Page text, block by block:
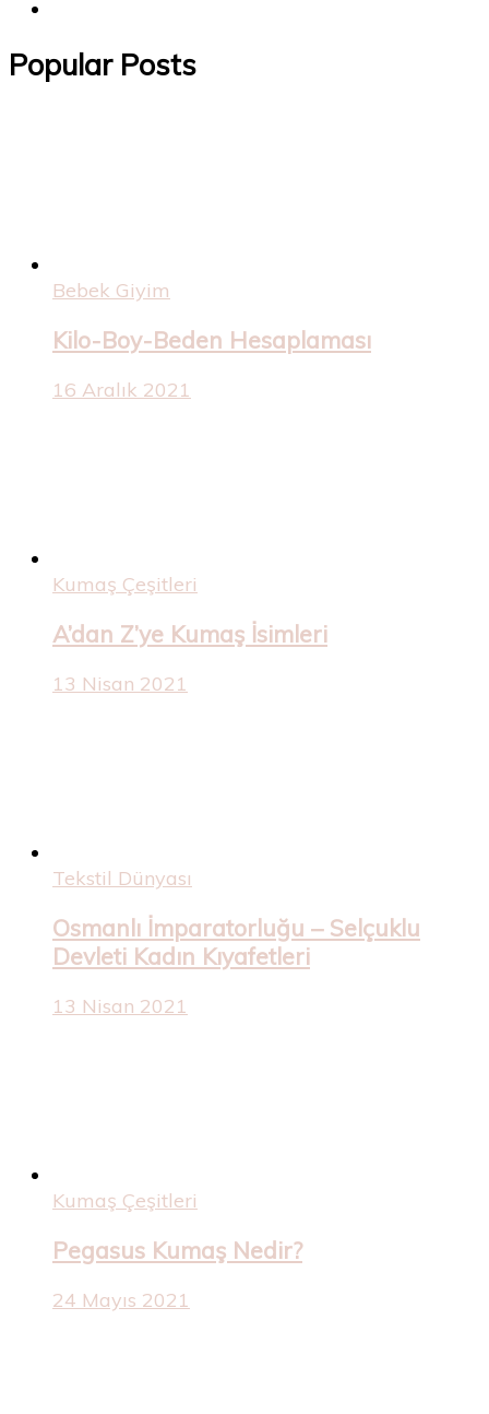
Popular Posts
Bebek Giyim
Kilo-Boy-Beden Hesaplaması
16 Aralık 2021
Kumaş Çeşitleri
A’dan Z’ye Kumaş İsimleri
13 Nisan 2021
Tekstil Dünyası
Osmanlı İmparatorluğu – Selçuklu
Devleti Kadın Kıyafetleri
13 Nisan 2021
Kumaş Çeşitleri
Pegasus Kumaş Nedir?
24 Mayıs 2021